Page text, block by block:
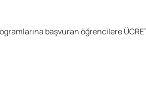
başvuran öğrencilere